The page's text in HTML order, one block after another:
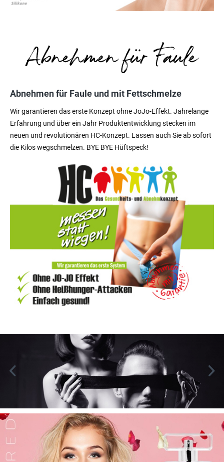
Abnehmen für Faule und mit Fettschmelze
Wir garantieren das erste Konzept ohne JoJo-Effekt. Jahrelange
Erfahrung und über ein Jahr Produktentwicklung stecken im
neuen und revolutionären HC-Konzept. Lassen auch Sie ab sofort
die Kilos wegschmelzen. BYE BYE Hüftspeck!